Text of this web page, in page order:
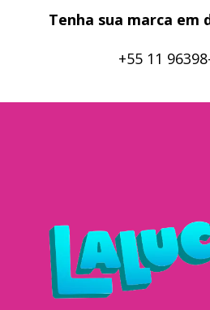
Tenha sua marca em
+55 11